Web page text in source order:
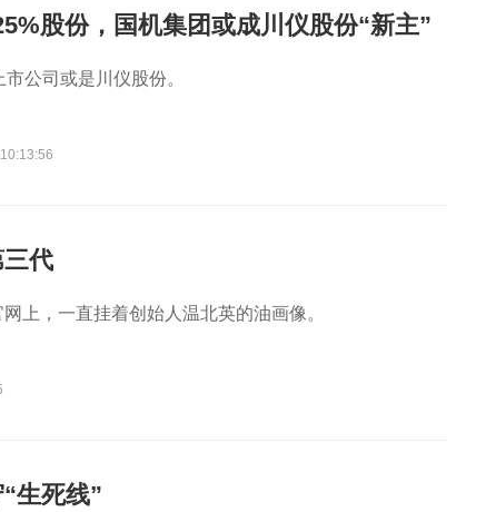
股份，国机集团或成川仪股份“新主”
公司或是川仪股份。
代
上，一直挂着创始人温北英的油画像。
生死线”